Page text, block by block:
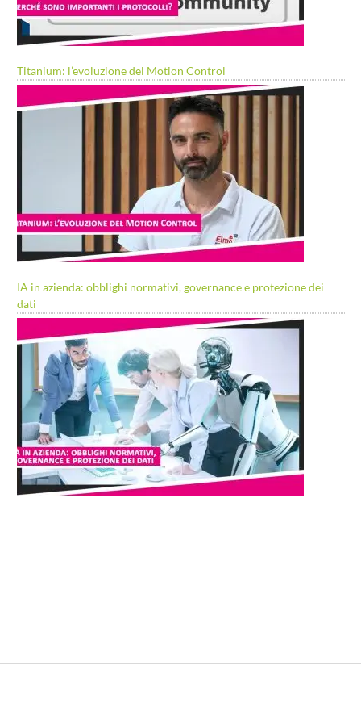
Titanium: l’evoluzione del Motion Control
IA in azienda: obblighi normativi, governance e protezione dei
dati